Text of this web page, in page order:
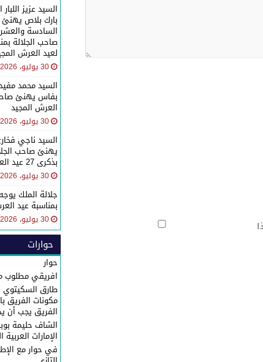
السيد عزيز
بارك بلاص يهنئ
السادسة
صاحب الجلالة
لعيد العرش
30 يوليو، 2026
السيد محمد
العرش المجيد
30 يوليو، 2026
السيد ناجي
يهنئ صاحب
بذكرى 27 عيد العرش المجيد
30 يوليو، 2026
جلالة الملك
بمناسبة عيد
30 يوليو، 2026
حوارات
حوار
افريقي مطلوب
طارق
مكونات
الفريق يجب أن
الشاف حليمة
الإمارات العربية
في حوار مع